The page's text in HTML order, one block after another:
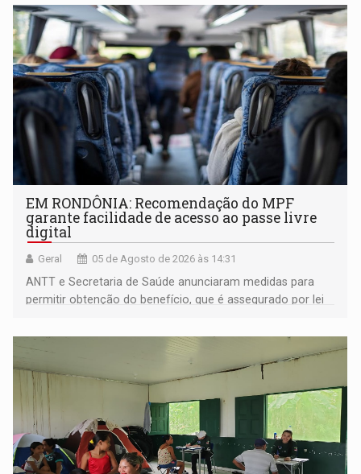
EM RONDÔNIA: Recomendação do MPF
garante facilidade de acesso ao passe livre
digital
Geral 05 de Agosto de 2026 às 14:31
ANTT e Secretaria de Saúde anunciaram medidas para
permitir obtenção do benefício, que é assegurado por lei